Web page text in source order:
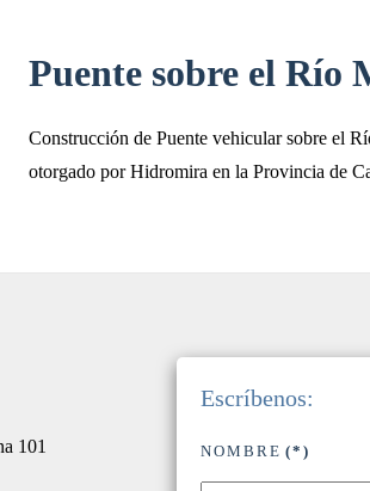
Puente sobre el Río
Construcción de Puente vehicular sobre el
otorgado por Hidromira en la Provincia de
101
Escríbenos:
NOMBRE (*)